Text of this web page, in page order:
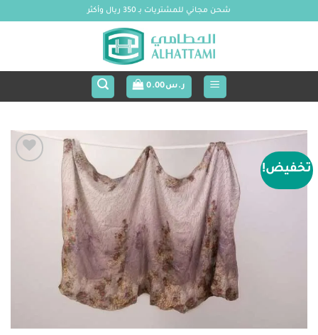
شحن مجاني للمشتريات بـ 350 ريال وأكثر
ر.س0.00
تخفيض!